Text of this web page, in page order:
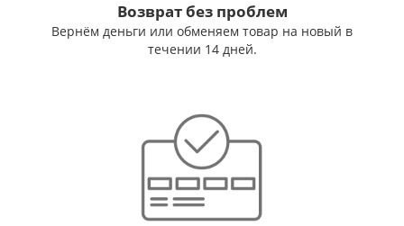
Возврат без проблем
Вернём деньги или обменяем товар на новый в
течении 14 дней.